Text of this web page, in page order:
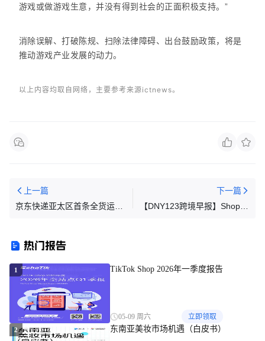
游戏或做游戏生意，并没有得到社会的正面积极支持。”
消除误解、打破陈规、扫除法律障碍、出台鼓励政策，将是
推动游戏产业发展的动力。
以上内容均取自网络，主要参考来源ictnews。
上一篇
京东快递亚太区首条全货运包
下一篇
【DNY123跨境早报】Shopee
热门报告
1 TikTok Shop 2026年一季度报告
05-09 周六 立即领取
2 东南亚美妆市场机遇（白皮书）